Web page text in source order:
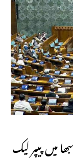
پیپر لیک